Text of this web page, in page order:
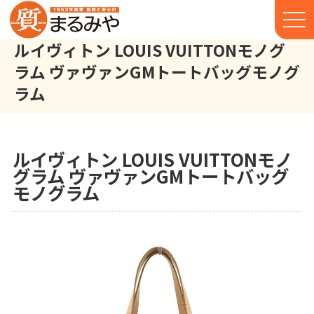
ルイヴィトン LOUIS VUITTONモノグ
ラム ヴァヴァンGMトートバッグモノグ
ラム
ルイヴィトン LOUIS VUITTONモノ
グラム ヴァヴァンGMトートバッグ
モノグラム